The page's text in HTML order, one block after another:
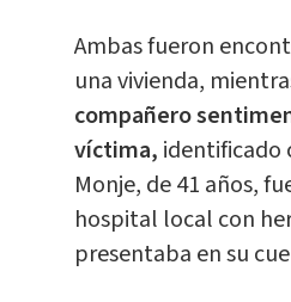
Ambas fueron
una vivienda,
compañero
víctima, identificado
Monje, de 41 años,
hospital local con
presentaba en su